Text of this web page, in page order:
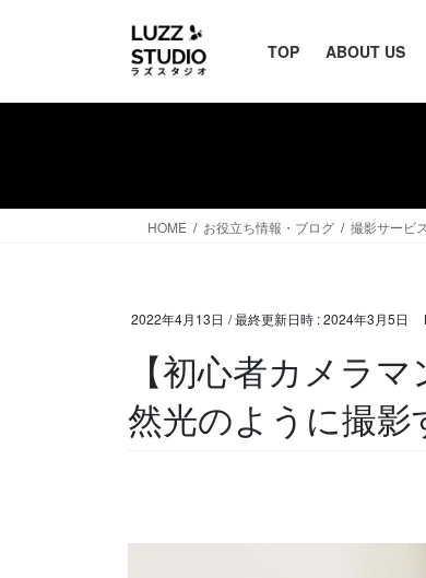
TOP ABOUT US
HOME お役立ち情報・ブログ 撮影サービ
2022年4月13日 / 最終更新日時 :2024年3月5日
【初心者カメラ
然光のように撮影